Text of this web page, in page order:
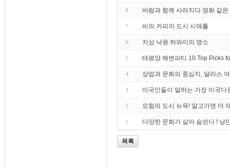
8 바람과 함께 사라지다 영화 같
7 비와 커피의 도시 시애틀
6 지상 낙원 하와이의 명소
5 태평양 해변파티 10 Top Picks
4 상업과 문화의 중심지, 달라스
3 미국인들이 말하는 가장 미국다
2 모험의 도시 뉴욕! 알고가면 더
1 다양한 문화가 살아 숨쉰다 ! 낭
목록